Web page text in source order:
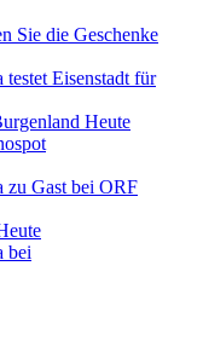
Sie die Geschenke
Heute